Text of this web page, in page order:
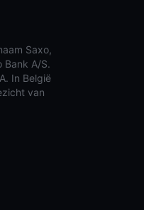
Saxo,
Bank A/S.
In België
van